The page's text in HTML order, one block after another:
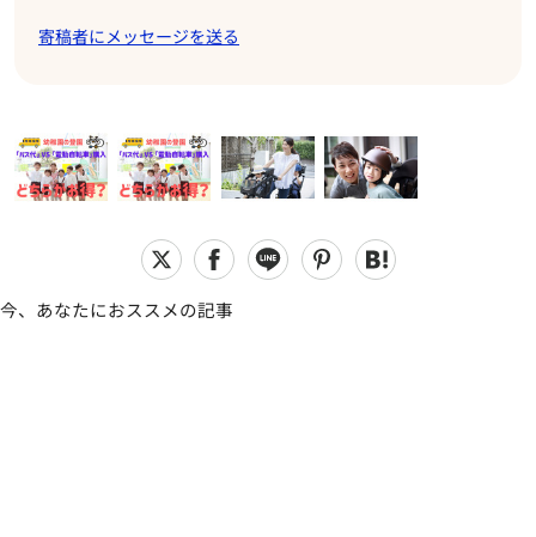
寄稿者にメッセージを送る
今、あなたにおススメの記事